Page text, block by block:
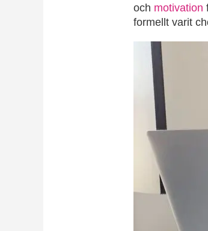
och motivation
formellt varit